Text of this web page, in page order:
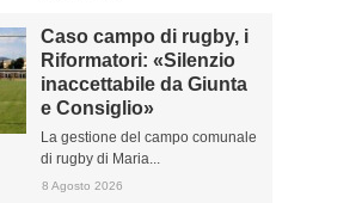
Caso campo di rugby, i
Riformatori: «Silenzio
inaccettabile da Giunta
e Consiglio»
La gestione del campo comunale
di rugby di Maria...
8 Agosto 2026